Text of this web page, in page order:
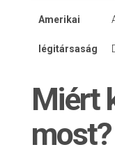
Amerikai
légitársaság
Miért
most?